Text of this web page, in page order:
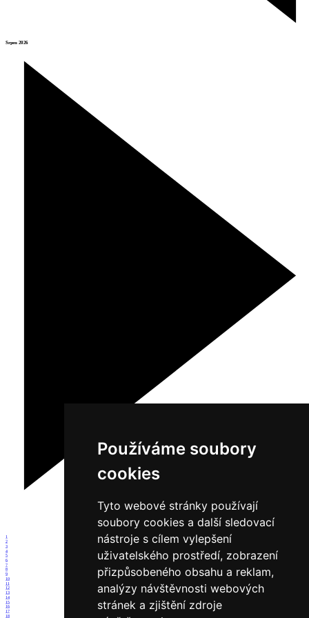
Používáme soubory
cookies
Tyto webové stránky používají
soubory cookies a další sledovací
nástroje s cílem vylepšení
uživatelského prostředí, zobrazení
přizpůsobeného obsahu a reklam,
analýzy návštěvnosti webových
stránek a zjištění zdroje
Srpen 2026
1
2
3
4
5
6
7
8
9
10
11
12
13
14
15
16
17
18